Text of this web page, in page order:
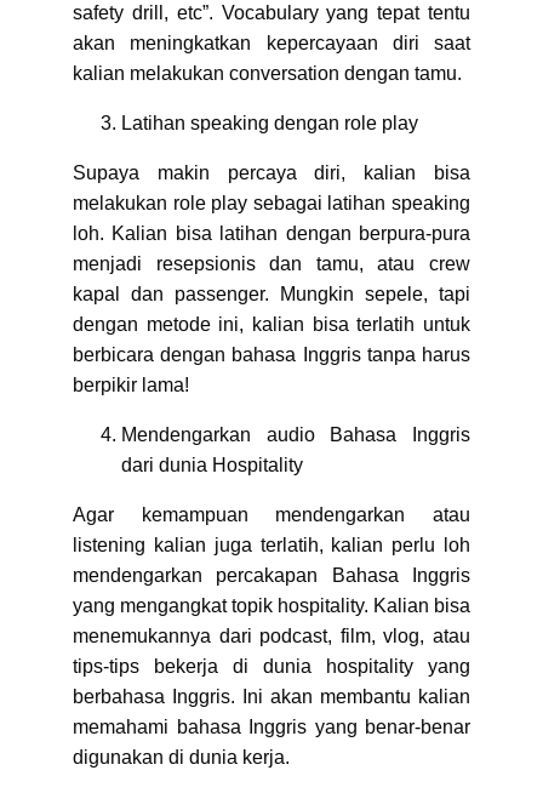
safety drill, etc”. Vocabulary yang tepat tentu
akan meningkatkan kepercayaan diri saat
kalian melakukan conversation dengan tamu.
Latihan speaking dengan role play
Supaya makin percaya diri, kalian bisa
melakukan role play sebagai latihan speaking
loh. Kalian bisa latihan dengan berpura-pura
menjadi resepsionis dan tamu, atau crew
kapal dan passenger. Mungkin sepele, tapi
dengan metode ini, kalian bisa terlatih untuk
berbicara dengan bahasa Inggris tanpa harus
berpikir lama!
Mendengarkan audio Bahasa Inggris
dari dunia Hospitality
Agar kemampuan mendengarkan atau
listening kalian juga terlatih, kalian perlu loh
mendengarkan percakapan Bahasa Inggris
yang mengangkat topik hospitality. Kalian bisa
menemukannya dari podcast, film, vlog, atau
tips-tips bekerja di dunia hospitality yang
berbahasa Inggris. Ini akan membantu kalian
memahami bahasa Inggris yang benar-benar
digunakan di dunia kerja.